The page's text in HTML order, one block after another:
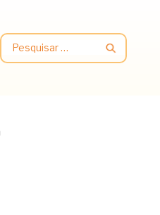
Pesquisar
por: